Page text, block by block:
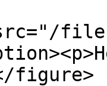
figure>